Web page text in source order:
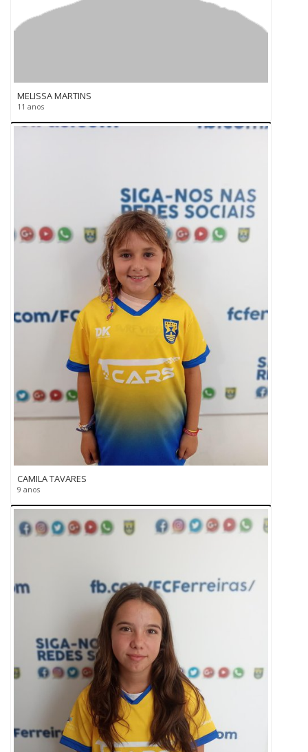
MELISSA MARTINS
11 anos
CAMILA TAVARES
9 anos